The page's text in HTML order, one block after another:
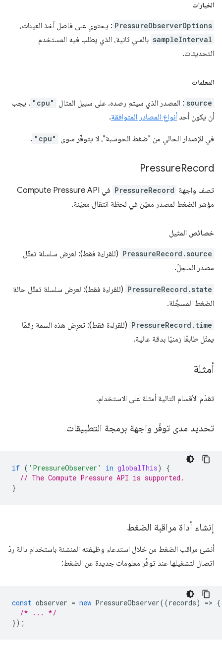
الخيارات
PressureObserverOptions : يحتوي على فاصل أخذ العينات،
sampleInterval بالملي ثانية، الذي يطلب فيه المستخدم
التحديثات.
المعلمات
source : المصدر الذي سيتم رصده، على سبيل المثال "cpu" . يجب
أن يكون أحد أنواع المصادر المتوافقة.
في الإصدار الحالي من "ضغط الحوسبة"، لا يتوفّر سوى "cpu"
.
PressureRecord
تصف واجهة PressureRecord
في Compute Pressure API
مؤشر الضغط لمصدر معيّن في لحظة انتقال معيّنة.
خصائص المثيل
PressureRecord.source (للقراءة فقط): لعرض سلسلة تمثّل
مصدر السجلّ.
PressureRecord.state (للقراءة فقط): لعرض سلسلة تمثّل حالة
الضغط المسجَّلة.
PressureRecord.time (للقراءة فقط): تعرِض هذه السمة رقمًا
يمثّل طابعًا زمنيًا بدقة عالية.
أمثلة
تقدّم الأقسام التالية أمثلة على الاستخدام.
تحديد مدى توفّر واجهة برمجة التطبيقات
if ( 'PressureObserver' in globalThis)
{
// The Compute Pressure API is supported.
}
إنشاء أداة مراقبة الضغط
أنشئ مراقب الضغط من خلال استدعاء وظيفته المنشئة باستخدام دالة ردّ
اتصال لتشغيلها عند توفُّر معلومات جديدة عن الضغط:
const observer = new PressureObserver((records) => {
/* ... */
});